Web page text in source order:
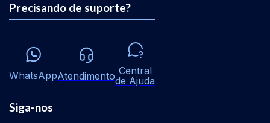
Precisando de suporte?
WhatsAppAtendimento Central
de Ajuda
Siga-nos